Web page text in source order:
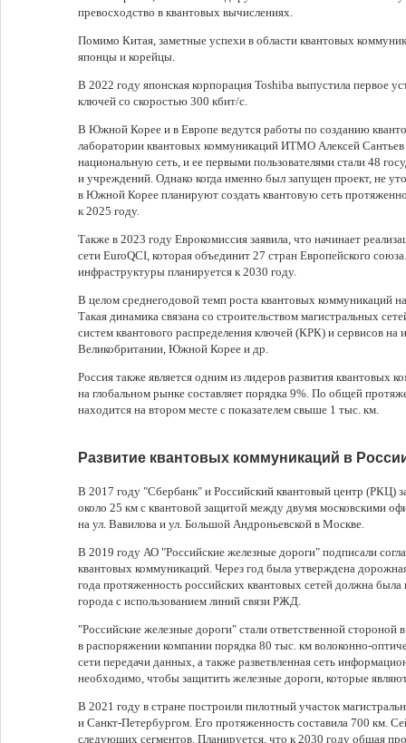
превосходство в квантовых вычислениях.
Помимо Китая, заметные успехи в области квантовых
японцы и корейцы.
В 2022 году японская корпорация Toshiba выпустила первое
ключей со скоростью 300 кбит/с.
В Южной Корее и в Европе ведутся работы по созданию
лаборатории квантовых коммуникаций ИТМО Алексей Сантьев
национальную сеть, и ее первыми пользователями стали 48
и учреждений. Однако когда именно был запущен проект, не
в Южной Корее планируют создать квантовую сеть
к 2025 году.
Также в 2023 году Еврокомиссия заявила, что начинает
сети EuroQCI, которая объединит 27 стран Европейского
инфраструктуры планируется к 2030 году.
В целом среднегодовой темп роста квантовых коммуникаций
Такая динамика связана со строительством магистральных
систем квантового распределения ключей (КРК) и сервисов
Великобритании, Южной Корее и др.
Россия также является одним из лидеров развития квантовых
на глобальном рынке составляет порядка 9%. По общей
находится на втором месте с показателем свыше 1 тыс. км.
Развитие квантовых коммуникаций в
В 2017 году "Сбербанк" и Российский квантовый центр (РКЦ)
около 25 км с квантовой защитой между двумя московскими
на ул. Вавилова и ул. Большой Андроньевской в Москве.
В 2019 году АО "Российские железные дороги" подписали
квантовых коммуникаций. Через год была утверждена
года протяженность российских квантовых сетей должна
города с использованием линий связи РЖД.
"Российские железные дороги" стали ответственной стороной
в распоряжении компании порядка 80 тыс. км волоконно-
сети передачи данных, а также разветвленная сеть
необходимо, чтобы защитить железные дороги, которые
В 2021 году в стране построили пилотный участок
и Санкт-Петербургом. Его протяженность составила 700 км.
следующих сегментов. Планируется, что к 2030 году общая